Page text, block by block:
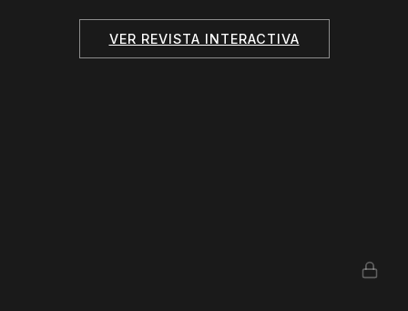
VER REVISTA INTERACTIVA